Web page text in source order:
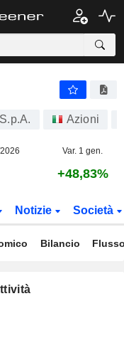
Azioni
Var. 1 gen.
+48,83%
Notizie Società
Bilancio